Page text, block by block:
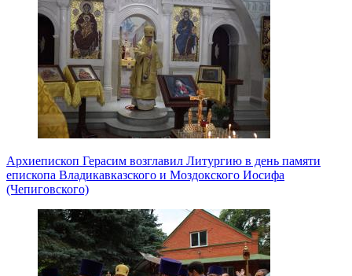
Архиепископ Герасим возглавил Литургию в день памяти
епископа Владикавказского и Моздокского Иосифа
(Чепиговского)